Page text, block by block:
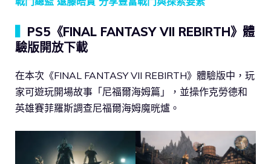
PS5《FINAL FANTASY VII REBIRTH》體
驗版開放下載
在本次《FINAL FANTASY VII REBIRTH》體驗版中，玩
家可遊玩開場故事「尼福爾海姆篇」，並操作克勞德和
英雄賽菲羅斯調查尼福爾海姆魔晄爐。